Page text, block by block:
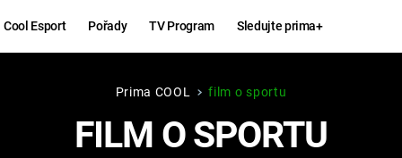
Cool Esport Pořady TV Program Sledujte prima+
Hry
Zábava
Prima COOL film o sportu
FILM O SPORTU